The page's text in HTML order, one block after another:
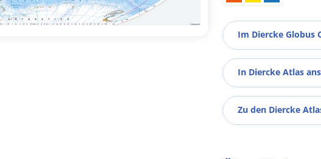
Im Diercke Globus
In Diercke Atlas
Zu den Diercke